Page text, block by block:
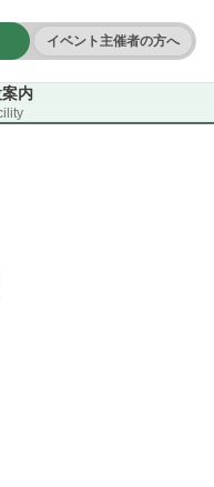
イベント主催者の方へ
内